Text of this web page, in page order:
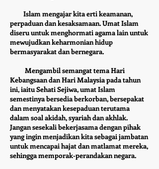
Islam mengajar kita erti keamanan,
perpaduan dan kesaksamaan. Umat Islam
diseru untuk menghormati agama lain untuk
mewujudkan keharmonian hidup
bermasyarakat dan bernegara.
Mengambil semangat tema Hari
Kebangsaan dan Hari Malaysia pada tahun
ini, iaitu Sehati Sejiwa, umat Islam
semestinya bersedia berkorban, bersepakat
dan menyatakan kesepaduan terutama
dalam soal akidah, syariah dan akhlak.
Jangan sesekali bekerjasama dengan pihak
yang ingin menjadikan kita sebagai jambatan
untuk mencapai hajat dan matlamat mereka,
sehingga memporak-perandakan negara.